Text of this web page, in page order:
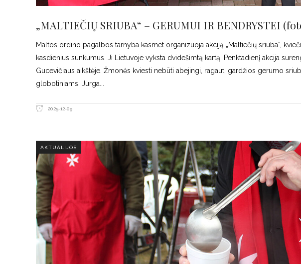
„MALTIEČIŲ SRIUBA“ – GERUMUI IR BENDRYSTEI
Maltos ordino pagalbos tarnyba kasmet organizuoja akciją „Maltiečių sriuba“,
kasdienius sunkumus. Ji Lietuvoje vyksta dvidešimtą kartą. Penktadienį akcija
Gucevičiaus aikštėje. Žmonės kviesti nebūti abejingi, ragauti gardžios gerumo
globotiniams. Jurga
2025-12-09
AKTUALIJOS